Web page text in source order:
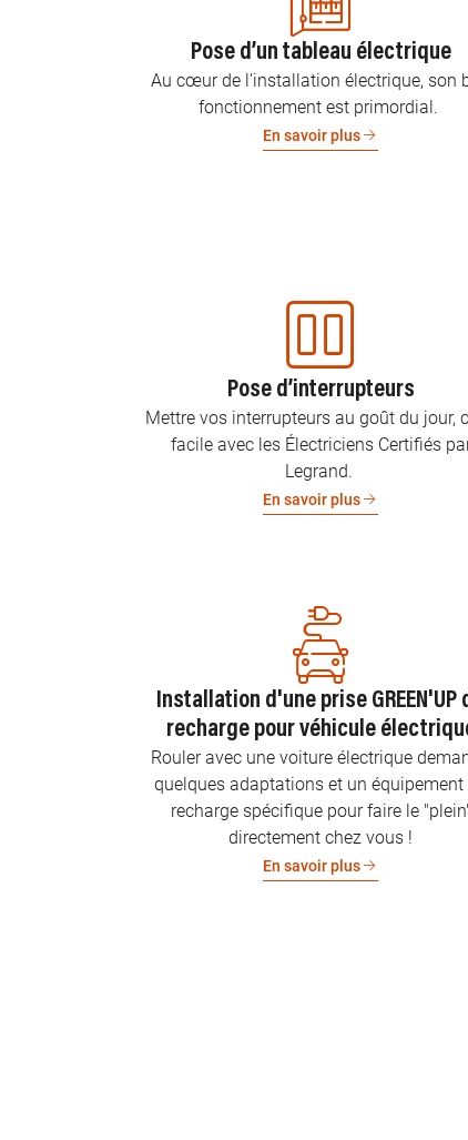
Pose d’un tableau électrique
Au cœur de l’installation électrique, son
fonctionnement est primordial.
En savoir plus
Pose d’interrupteurs
Mettre vos interrupteurs au goût du jour,
facile avec les Électriciens Certifiés
Legrand.
En savoir plus
Installation d'une prise GREEN'UP
recharge pour véhicule
Rouler avec une voiture électrique
quelques adaptations et un équipement
recharge spécifique pour faire le
directement chez vous !
En savoir plus